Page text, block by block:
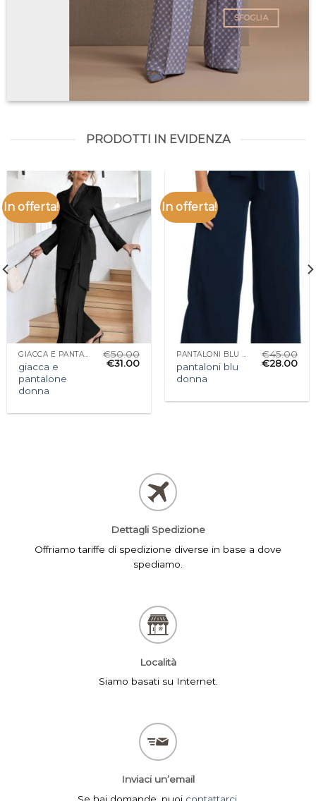
SFOGLIA
PRODOTTI IN EVIDENZA
In offerta!
GIACCA E PANTALONE DONNA
giacca e
pantalone
donna
€50.00
€31.00
In offerta!
PANTALONI BLU DONNA
pantaloni blu
donna
€45.00
€28.00
Dettagli Spedizione
Offriamo tariffe di spedizione diverse in base a dove
spediamo.
Località
Siamo basati su Internet.
Inviaci un’email